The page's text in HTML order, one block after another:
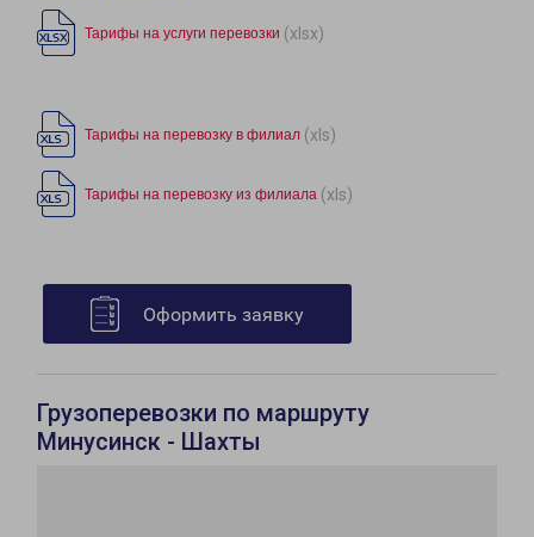
Тарифы на услуги перевозки (xlsx)
Тарифы на перевозку в филиал (xls)
Тарифы на перевозку из филиала (xls)
Оформить заявку
Грузоперевозки по маршруту
Минусинск - Шахты